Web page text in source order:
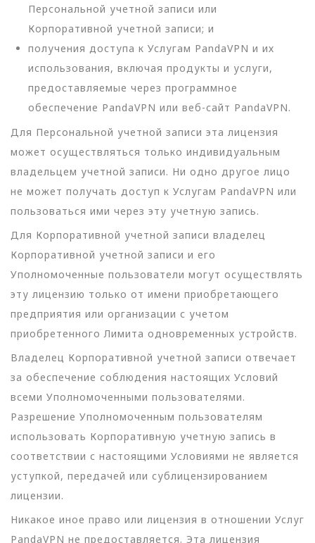
Персональной учетной записи или
Корпоративной учетной записи; и
получения доступа к Услугам PandaVPN и их
использования, включая продукты и услуги,
предоставляемые через программное
обеспечение PandaVPN или веб-сайт PandaVPN.
Для Персональной учетной записи эта лицензия
может осуществляться только индивидуальным
владельцем учетной записи. Ни одно другое лицо
не может получать доступ к Услугам PandaVPN или
пользоваться ими через эту учетную запись.
Для Корпоративной учетной записи владелец
Корпоративной учетной записи и его
Уполномоченные пользователи могут осуществлять
эту лицензию только от имени приобретающего
предприятия или организации с учетом
приобретенного Лимита одновременных устройств.
Владелец Корпоративной учетной записи отвечает
за обеспечение соблюдения настоящих Условий
всеми Уполномоченными пользователями.
Разрешение Уполномоченным пользователям
использовать Корпоративную учетную запись в
соответствии с настоящими Условиями не является
уступкой, передачей или сублицензированием
лицензии.
Никакое иное право или лицензия в отношении Услуг
PandaVPN не предоставляется. Эта лицензия